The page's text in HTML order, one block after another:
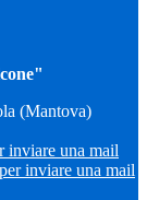
(Mantova)
inviare una mail
inviare una mail